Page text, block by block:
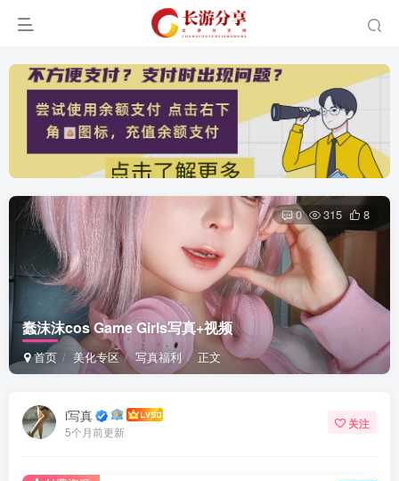
蠢沫沫cos Game Girls写真+视频
首页 美化专区 写真福利 正文
0 315 8
i写真
5个月前更新
关注